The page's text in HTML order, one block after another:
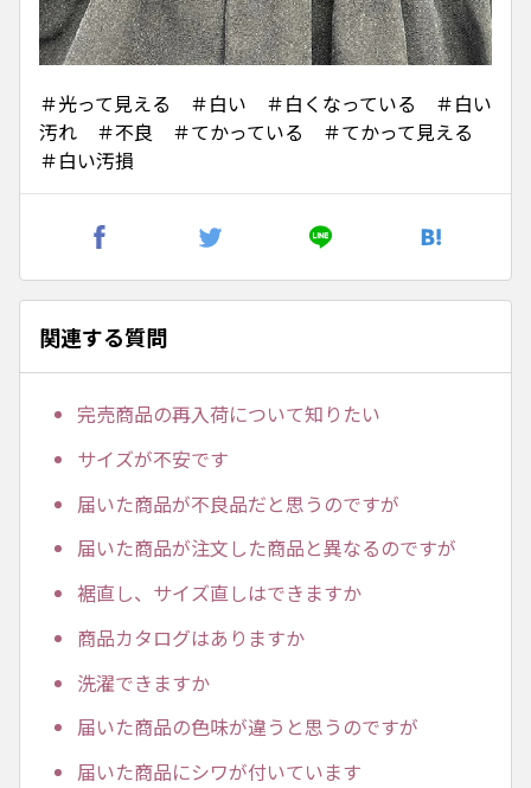
＃光って見える ＃白い ＃白くなっている ＃白い
汚れ ＃不良 ＃てかっている ＃てかって見える
＃白い汚損
関連する質問
完売商品の再入荷について知りたい
サイズが不安です
届いた商品が不良品だと思うのですが
届いた商品が注文した商品と異なるのですが
裾直し、サイズ直しはできますか
商品カタログはありますか
洗濯できますか
届いた商品の色味が違うと思うのですが
届いた商品にシワが付いています